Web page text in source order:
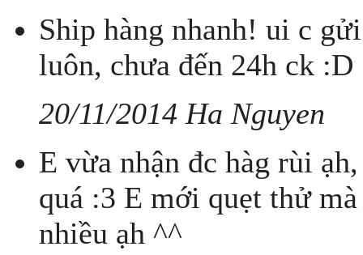
Ship hàng nhanh! ui c
luôn, chưa đến 24h ck :D
20/11/2014 Ha Nguyen
E vừa nhận đc hàg rùi
quá :3 E mới quẹt thử
nhiều ạh ^^